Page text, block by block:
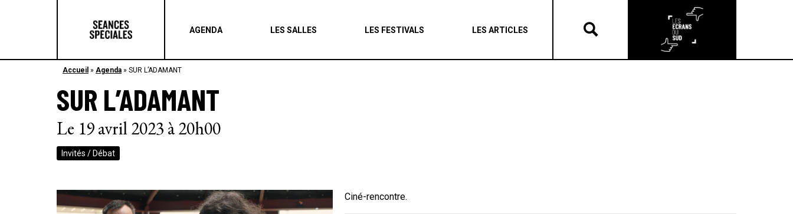
AGENDA LES SALLES LES FESTIVALS LES ARTICLES
Accueil » Agenda » SUR L’ADAMANT
SUR L’ADAMANT
Le 19 avril 2023 à 20h00
Invités / Débat
Ciné-rencontre.